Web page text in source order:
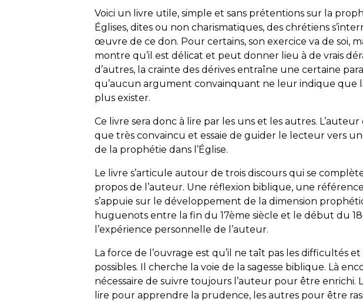
Voici un livre utile, simple et sans prétentions sur la
Églises, dites ou non charismatiques, des chrétiens
œuvre de ce don. Pour certains, son exercice va de soi,
montre qu’il est délicat et peut donner lieu à de vrais
d’autres, la crainte des dérives entraîne une certaine
qu’aucun argument convainquant ne leur indique que
plus exister.
Ce livre sera donc à lire par les uns et les autres.
que très convaincu et essaie de guider le lecteur vers
de la prophétie dans l’Église.
Le livre s’articule autour de trois discours qui se
propos de l’auteur. Une réflexion biblique, une
s’appuie sur le développement de la dimension
huguenots entre la fin du 17ème siècle et le début du
l’expérience personnelle de l’auteur.
La force de l’ouvrage est qu’il ne taît pas les difficultés
possibles. Il cherche la voie de la sagesse biblique. Là
nécessaire de suivre toujours l’auteur pour être enrichi.
lire pour apprendre la prudence, les autres pour être